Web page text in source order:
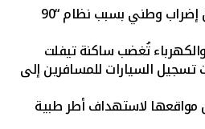
“أمتري المغرب” تعلن عن إضراب وطني بسبب نظام “90
تُغضب ساكنة تيفلت
تسجيل السيارات للمسافرين إلى
مواقعها لاستهداف أطر طبية